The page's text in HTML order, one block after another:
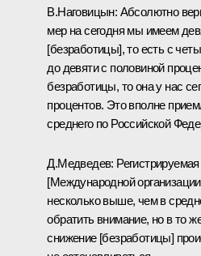
В.Наговицын: Абсолютно
мер на сегодня мы имеем
[безработицы], то есть с
до девяти с половиной
безработицы, то она у нас
процентов. Это вполне
среднего по Российской
Д.Медведев:
[Международной
несколько выше, чем в
обратить внимание, но в то
снижение [безработицы]